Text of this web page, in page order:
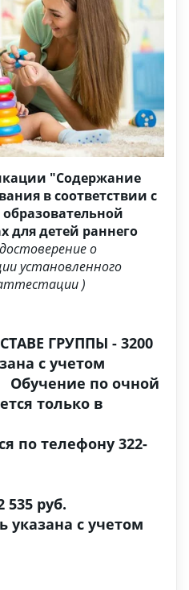
"Содержание
в соответствии с
для детей раннего
о
установленного
)
ГРУППЫ - 3200
с учетом
по очной
только в
группы.
телефону 322-
54.
- 2 535 руб.
с учетом